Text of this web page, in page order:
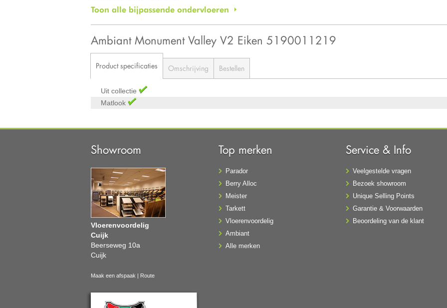
Toon alle bijpassende ondervloeren
Ambiant Monument Valley V2 Eiken 5190011219
Product specificaties Omschrijving Bestellen
Uit collectie
Matlook
Showroom
Vloerenvoordelig
Cuijk
Beerseweg 10a
Cuijk
Maak een afspaak Route
Top merken
Parador
Berry Alloc
Meister
Tarkett
Vloerenvoordelig
Ambiant
Alle merken
Service & Info
Veelgestelde vragen
Bezoek showroom
Unique Selling Points
Garantie & Voorwaarden
Beoordeling van de klant